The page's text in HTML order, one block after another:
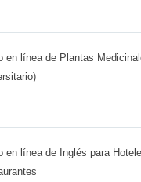
en línea de Plantas
en línea de Inglés para